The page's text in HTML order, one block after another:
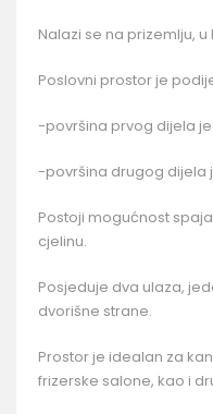
Nalazi se na prizemlju,
Poslovni prostor je
-površina prvog dijela je
-površina drugog dijela
Postoji mogućnost
cjelinu.
Posjeduje dva ulaza,
dvorišne strane.
Prostor je idealan za
frizerske salone, kao i